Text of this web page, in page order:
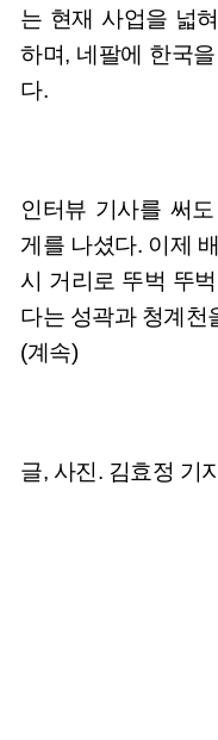
는 현재 사업을 넓
하며, 네팔에 한국
다.
인터뷰 기사를 써
게를 나셨다. 이제
시 거리로 뚜벅 뚜
다는 성곽과 청계천
(계속)
글, 사진. 김효정 기